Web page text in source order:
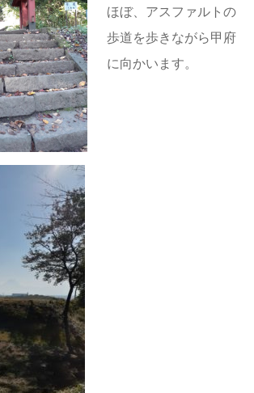
ほぼ、アスファルトの
歩道を歩きながら甲府
に向かいます。